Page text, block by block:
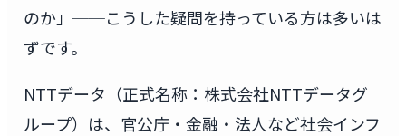
のか」──こうした疑問を持っている方は多いは
ずです。
NTTデータ（正式名称：株式会社NTTデータグ
ループ）は、官公庁・金融・法人など社会インフ